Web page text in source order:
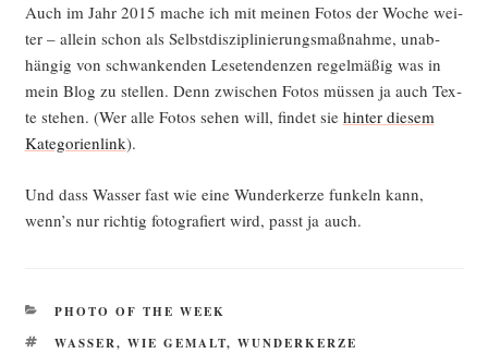
Auch im Jahr 2015 mache ich mit mei­nen Fotos der Woche wei­
ter – allein schon als Selbst­dis­zi­pli­nie­rungs­maß­nah­me, unab­
hän­gig von schwan­ken­den Lese­ten­den­zen regel­mä­ßig was in
mein Blog zu stel­len. Denn zwi­schen Fotos müs­sen ja auch Tex­
te ste­hen. (Wer alle Fotos sehen will, fin­det sie hin­ter die­sem
Kate­go­rien­link).
Und dass Was­ser fast wie eine Wun­der­ker­ze fun­keln kann,
wenn’s nur rich­tig foto­gra­fiert wird, passt ja auch.
KATEGORIEN
PHOTO OF THE WEEK
SCHLAGWÖRTER
WASSER, WIE GEMALT, WUNDERKERZE